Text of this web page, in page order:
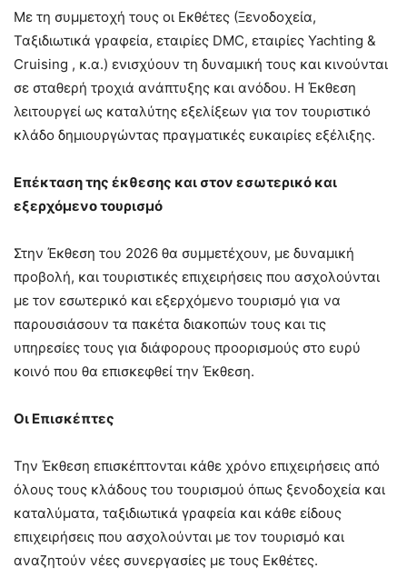
Με τη συμμετοχή τους οι Εκθέτες (Ξενοδοχεία,
Ταξιδιωτικά γραφεία, εταιρίες DMC, εταιρίες Yachting &
Cruising , κ.α.) ενισχύουν τη δυναμική τους και κινούνται
σε σταθερή τροχιά ανάπτυξης και ανόδου. Η Έκθεση
λειτουργεί ως καταλύτης εξελίξεων για τον τουριστικό
κλάδο δημιουργώντας πραγματικές ευκαιρίες εξέλιξης.
Επέκταση της έκθεσης και στον εσωτερικό και
εξερχόμενο τουρισμό
Στην Έκθεση του 2026 θα συμμετέχουν, με δυναμική
προβολή, και τουριστικές επιχειρήσεις που ασχολούνται
με τον εσωτερικό και εξερχόμενο τουρισμό για να
παρουσιάσουν τα πακέτα διακοπών τους και τις
υπηρεσίες τους για διάφορους προορισμούς στο ευρύ
κοινό που θα επισκεφθεί την Έκθεση.
Οι Επισκέπτες
Την Έκθεση επισκέπτονται κάθε χρόνο επιχειρήσεις από
όλους τους κλάδους του τουρισμού όπως ξενοδοχεία και
καταλύματα, ταξιδιωτικά γραφεία και κάθε είδους
επιχειρήσεις που ασχολούνται με τον τουρισμό και
αναζητούν νέες συνεργασίες με τους Εκθέτες.